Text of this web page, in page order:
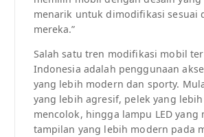
menarik untuk dimodifikasi sesuai
mereka.”
Salah satu tren modifikasi mobil
Indonesia adalah penggunaan
yang lebih modern dan sporty.
yang lebih agresif, pelek yang
mencolok, hingga lampu LED yang
tampilan yang lebih modern pada